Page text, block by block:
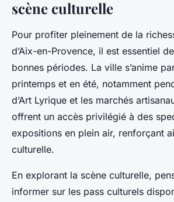
scène culturelle
Pour profiter pleinement de la
d’Aix-en-Provence, il est essentiel
bonnes périodes. La ville s’anime
printemps et en été, notamment
d’Art Lyrique et les marchés
offrent un accès privilégié à des
expositions en plein air, renforçant
culturelle.
En explorant la scène culturelle,
informer sur les pass culturels